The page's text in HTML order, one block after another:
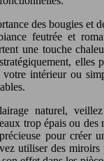
des bougies et
feutrée et
une touche
elles
votre intérieur ou
naturel,
trop épais ou
pour créer
utiliser des